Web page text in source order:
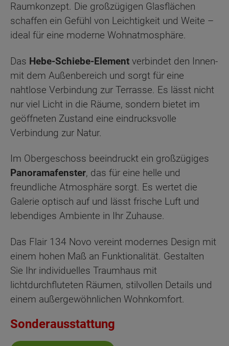
Raumkonzept. Die großzügigen Glasflächen
schaffen ein Gefühl von Leichtigkeit und Weite –
ideal für eine moderne Wohnatmosphäre.
Das Hebe-Schiebe-Element verbindet den Innen-
mit dem Außenbereich und sorgt für eine
nahtlose Verbindung zur Terrasse. Es lässt nicht
nur viel Licht in die Räume, sondern bietet im
geöffneten Zustand eine eindrucksvolle
Verbindung zur Natur.
Im Obergeschoss beeindruckt ein großzügiges
Panoramafenster, das für eine helle und
freundliche Atmosphäre sorgt. Es wertet die
Galerie optisch auf und lässt frische Luft und
lebendiges Ambiente in Ihr Zuhause.
Das Flair 134 Novo vereint modernes Design mit
einem hohen Maß an Funktionalität. Gestalten
Sie Ihr individuelles Traumhaus mit
lichtdurchfluteten Räumen, stilvollen Details und
einem außergewöhnlichen Wohnkomfort.
Sonderausstattung